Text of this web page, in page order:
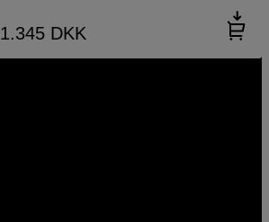
Variabelt ND-filter med stor rækkevidde
Kase Variable ND AGC VND 1,5 - 10 Stop
1.345 DKK